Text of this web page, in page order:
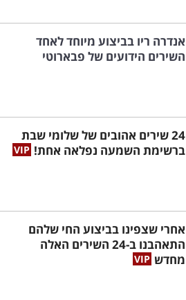
אנדרה ריו בביצוע מיוחד לאחד
השירים הידועים של פבארוטי
24 שירים אהובים של שלומי שבת
ברשימת השמעה נפלאה אחת!
אחרי שצפינו בביצוע החי שלהם
התאהבנו ב-24 השירים האלה
מחדש